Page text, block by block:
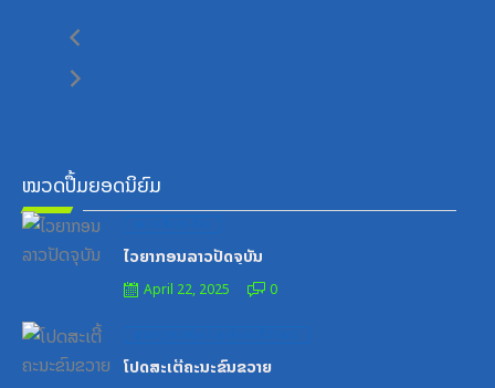
ໝວດປື້ມຍອດນິຍົມ
ໄວຍາກອນລາວປັດຈຸບັນ
April 22, 2025 0
ໂປດສະເຕີ້ຄະນະຂົນຂວາຍ